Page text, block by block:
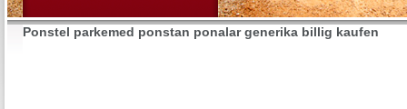
Ponstel parkemed ponstan ponalar generika billig kaufen